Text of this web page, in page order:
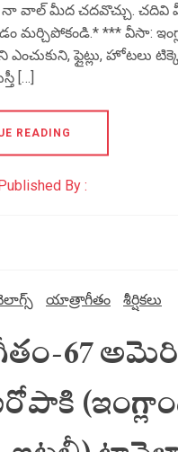
నా వాల్ మీద చదవొచ్చు. చదివి
మర్చిపోకండి.* *** వీసా:
ఫ్లైట్లు, హోటలు
[…]
READING
By :
యాత్రాగీతం శీర్షికలు
67